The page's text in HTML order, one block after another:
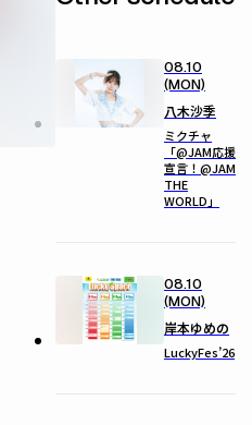
08.10
(MON)
八木沙季
ミクチャ
「@JAM応援
宣言！@JAM
THE
WORLD」
08.10
(MON)
岸本ゆめの
LuckyFes’26